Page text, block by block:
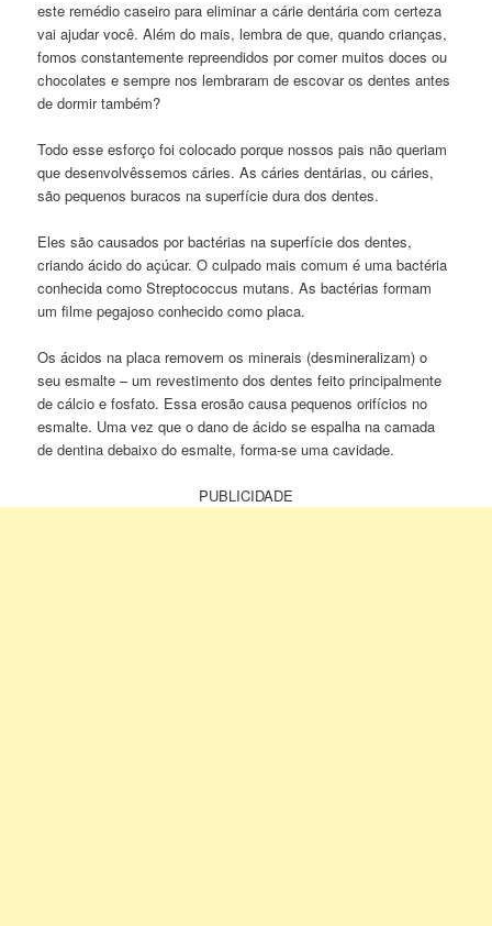
este remédio caseiro para eliminar a cárie dentária com certeza
vai ajudar você. Além do mais, lembra de que, quando crianças,
fomos constantemente repreendidos por comer muitos doces ou
chocolates e sempre nos lembraram de escovar os dentes antes
de dormir também?
Todo esse esforço foi colocado porque nossos pais não queriam
que desenvolvêssemos cáries. As cáries dentárias, ou cáries,
são pequenos buracos na superfície dura dos dentes.
Eles são causados por bactérias na superfície dos dentes,
criando ácido do açúcar. O culpado mais comum é uma bactéria
conhecida como Streptococcus mutans. As bactérias formam
um filme pegajoso conhecido como placa.
Os ácidos na placa removem os minerais (desmineralizam) o
seu esmalte – um revestimento dos dentes feito principalmente
de cálcio e fosfato. Essa erosão causa pequenos orifícios no
esmalte. Uma vez que o dano de ácido se espalha na camada
de dentina debaixo do esmalte, forma-se uma cavidade.
PUBLICIDADE